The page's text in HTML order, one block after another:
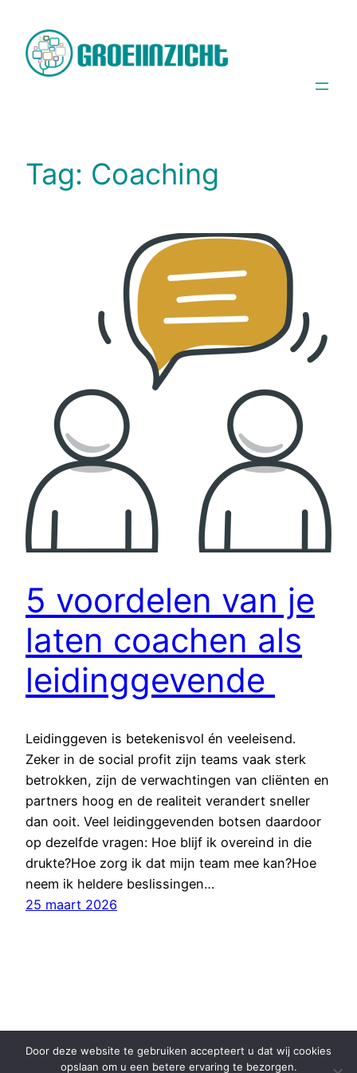
naar
inhoud
Tag: Coaching
5 voordelen van je
laten coachen als
leidinggevende
Leidinggeven is betekenisvol én veeleisend.
Zeker in de social profit zijn teams vaak sterk
betrokken, zijn de verwachtingen van cliënten en
partners hoog en de realiteit verandert sneller
dan ooit. Veel leidinggevenden botsen daardoor
op dezelfde vragen: Hoe blijf ik overeind in die
drukte?Hoe zorg ik dat mijn team mee kan?Hoe
neem ik heldere beslissingen…
25 maart 2026
Door deze website te gebruiken accepteert u dat wij cookies
opslaan om u een betere ervaring te bezorgen.